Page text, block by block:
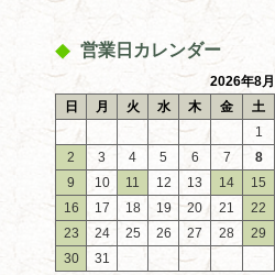
営業日カレンダー
2026年8月
日
月 火 水 木 金
土
1
2
3 4 5 6 7
8
9
10 11 12 13 14
15
16
17 18 19 20 21
22
23
24 25 26 27 28
29
30
31